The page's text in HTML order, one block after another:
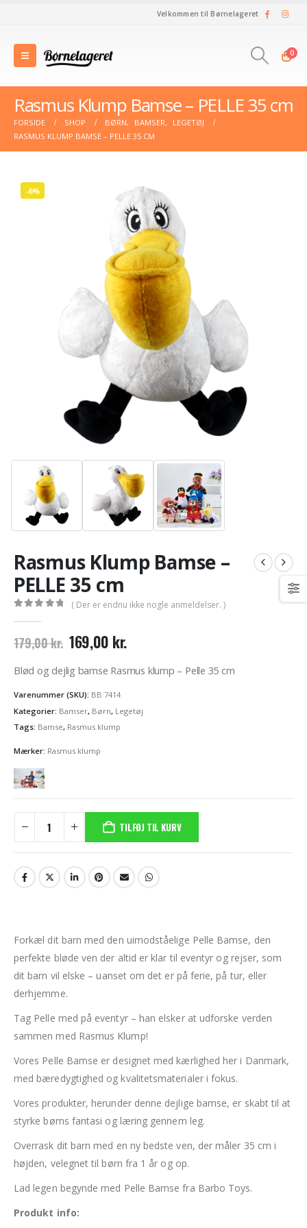
Velkommen til Børnelageret
0
Rasmus Klump Bamse – PELLE 35 cm
FORSIDE SHOP BØRN, BAMSER,
LEGETØJ
RASMUS KLUMP BAMSE – PELLE 35 CM
-6%
Rasmus Klump Bamse –
PELLE 35 cm
( Der er endnu ikke nogle anmeldelser. )
179,00kr. Den
oprindelige
pris
179,00 kr..
169,00 kr.Den
aktuelle
pris
Blød og dejlig bamse Rasmus klump – Pelle 35 cm
Varenummer (SKU): BB 7414
Kategorier: Bamser, Børn, Legetøj
Tags: Bamse, Rasmus klump
Mærker: Rasmus klump
TILFØJ TIL KURV
Forkæl dit barn med den uimodståelige Pelle Bamse, den
perfekte bløde ven der altid er klar til eventyr og rejser, som
dit barn vil elske – uanset om det er på ferie, på tur, eller
derhjemme.
Tag Pelle med på eventyr – han elsker at udforske verden
sammen med Rasmus Klump!
Vores Pelle Bamse er designet med kærlighed her i Danmark,
med bæredygtighed og kvalitetsmaterialer i fokus.
Vores produkter, herunder denne dejlige bamse, er skabt til at
styrke børns fantasi og læring gennem leg.
Overrask dit barn med en ny bedste ven, der måler 35 cm i
højden, velegnet til børn fra 1 år og op.
Lad legen begynde med Pelle Bamse fra Barbo Toys.
Produkt info: